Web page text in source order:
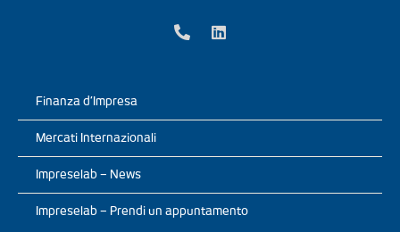
Finanza d’Impresa
Mercati Internazionali
Impreselab – News
Impreselab – Prendi un appuntamento